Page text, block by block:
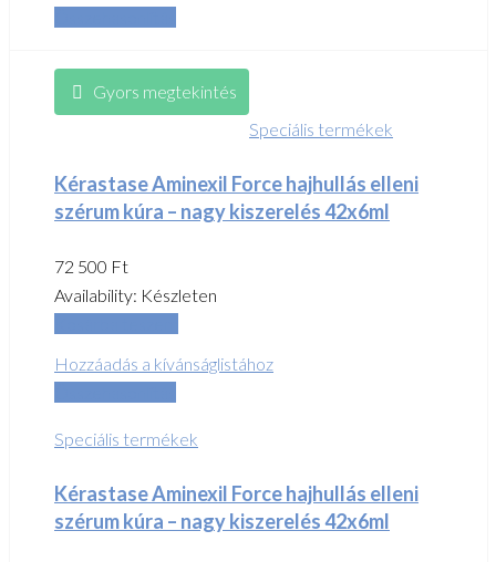
Gyors megtekintés
Speciális termékek
Kérastase Aminexil Force hajhullás elleni
szérum kúra – nagy kiszerelés 42x6ml
72 500 Ft
Availability: Készleten
Hozzáadás a kívánságlistához
Speciális termékek
Kérastase Aminexil Force hajhullás elleni
szérum kúra – nagy kiszerelés 42x6ml